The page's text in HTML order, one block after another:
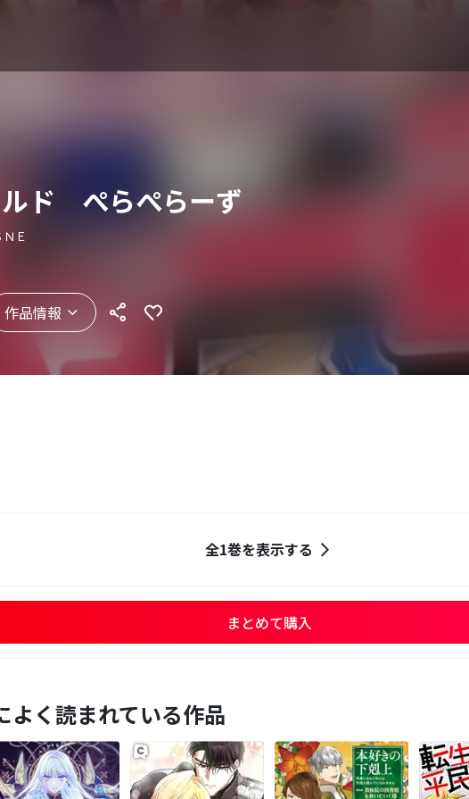
ド ぺらぺらーず
Ｅ
作品情報
全1巻を表示する
まとめて購入
よく読まれている作品